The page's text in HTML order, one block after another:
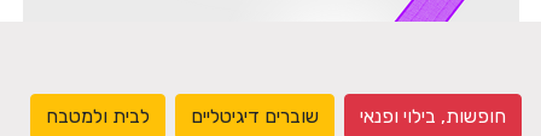
חופשות, בילוי ופנאי שוברים דיגיטליים לבית ולמטבח